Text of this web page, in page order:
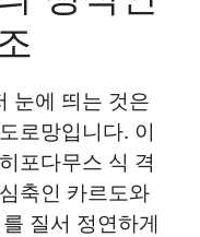
눈에 띄는 것은
로망입니다. 이
포다무스 식 격
축인 카르도와
질서 정연하게